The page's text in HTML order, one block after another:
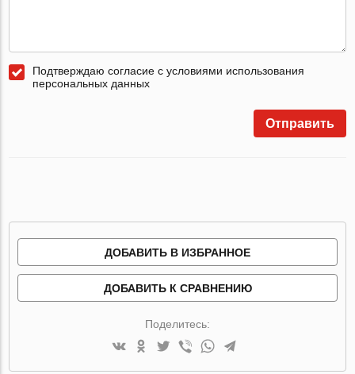
Подтверждаю согласие с условиями использования
персональных данных
Отправить
ДОБАВИТЬ В ИЗБРАННОЕ
ДОБАВИТЬ К СРАВНЕНИЮ
Поделитесь: